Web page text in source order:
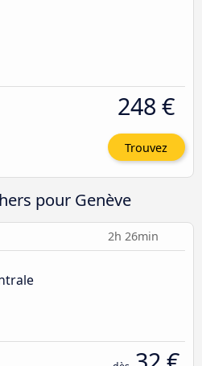
248 €
Trouvez
pour Genève
2h 26min